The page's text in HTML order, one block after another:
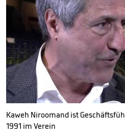
Kaweh Niroomand ist
1991 im Verein